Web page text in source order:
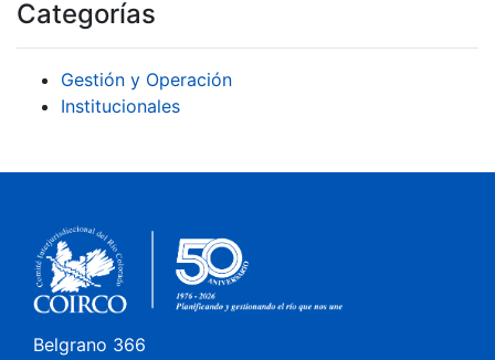
Categorías
Gestión y Operación
Institucionales
Belgrano 366